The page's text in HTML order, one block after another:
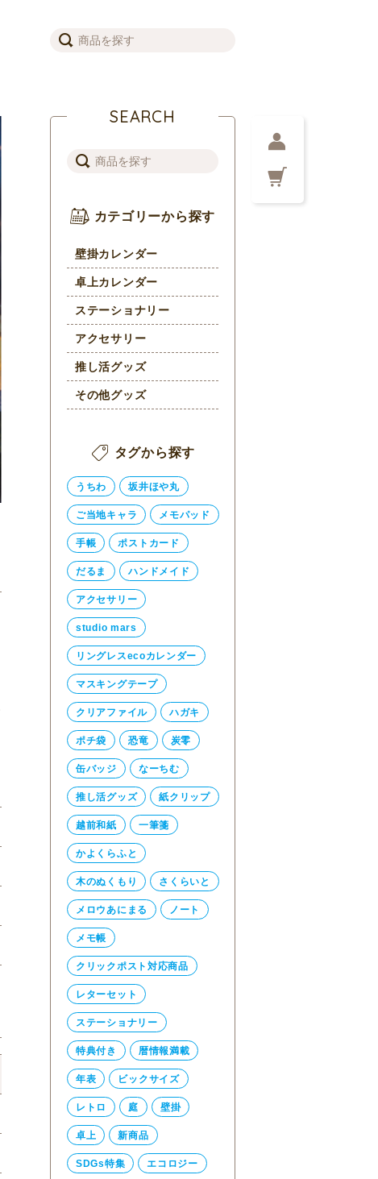
SEARCH
カテゴリーから探す
壁掛カレンダー
卓上カレンダー
ステーショナリー
アクセサリー
推し活グッズ
その他グッズ
タグから探す
うちわ 坂井ほや丸
ご当地キャラ メモパッド
手帳 ポストカード
だるま ハンドメイド
アクセサリー
studio mars
リングレスecoカレンダー
マスキングテープ
クリアファイル ハガキ
ポチ袋 恐竜 炭零
缶バッジ なーちむ
推し活グッズ 紙クリップ
越前和紙 一筆箋
かよくらふと
木のぬくもり さくらいと
メロウあにまる ノート
メモ帳
クリックポスト対応商品
レターセット
ステーショナリー
特典付き 暦情報満載
年表 ビックサイズ
レトロ 庭 壁掛
卓上 新商品
SDGs特集 エコロジー